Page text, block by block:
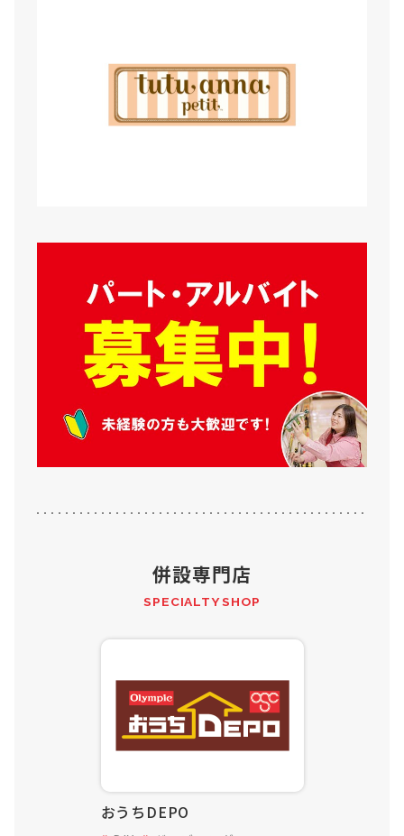
併設専門店
SPECIALTY SHOP
おうちDEPO